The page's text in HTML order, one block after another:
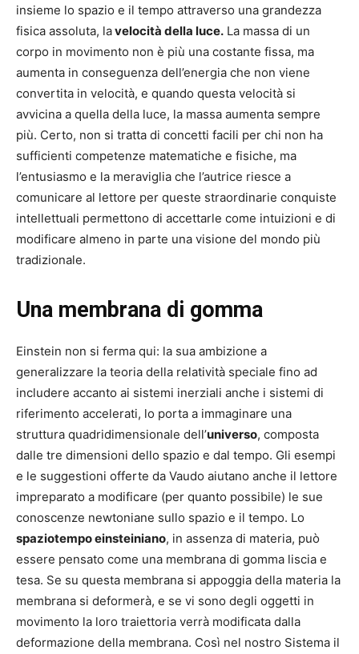
insieme lo spazio e il tempo attraverso una grandezza
fisica assoluta, lavelocità della luce. La massa di un
corpo in movimento non è più una costante fissa, ma
aumenta in conseguenza dell’energia che non viene
convertita in velocità, e quando questa velocità si
avvicina a quella della luce, la massa aumenta sempre
più. Certo, non si tratta di concetti facili per chi non ha
sufficienti competenze matematiche e fisiche, ma
l’entusiasmo e la meraviglia che l’autrice riesce a
comunicare al lettore per queste straordinarie conquiste
intellettuali permettono di accettarle come intuizioni e di
modificare almeno in parte una visione del mondo più
tradizionale.
Una membrana di gomma
Einstein non si ferma qui: la sua ambizione a
generalizzare la teoria della relatività speciale fino ad
includere accanto ai sistemi inerziali anche i sistemi di
riferimento accelerati, lo porta a immaginare una
struttura quadridimensionale dell’universo, composta
dalle tre dimensioni dello spazio e dal tempo. Gli esempi
e le suggestioni offerte da Vaudo aiutano anche il lettore
impreparato a modificare (per quanto possibile) le sue
conoscenze newtoniane sullo spazio e il tempo. Lo
spaziotempo einsteiniano, in assenza di materia, può
essere pensato come una membrana di gomma liscia e
tesa. Se su questa membrana si appoggia della materia la
membrana si deformerà, e se vi sono degli oggetti in
movimento la loro traiettoria verrà modificata dalla
deformazione della membrana. Così nel nostro Sistema il